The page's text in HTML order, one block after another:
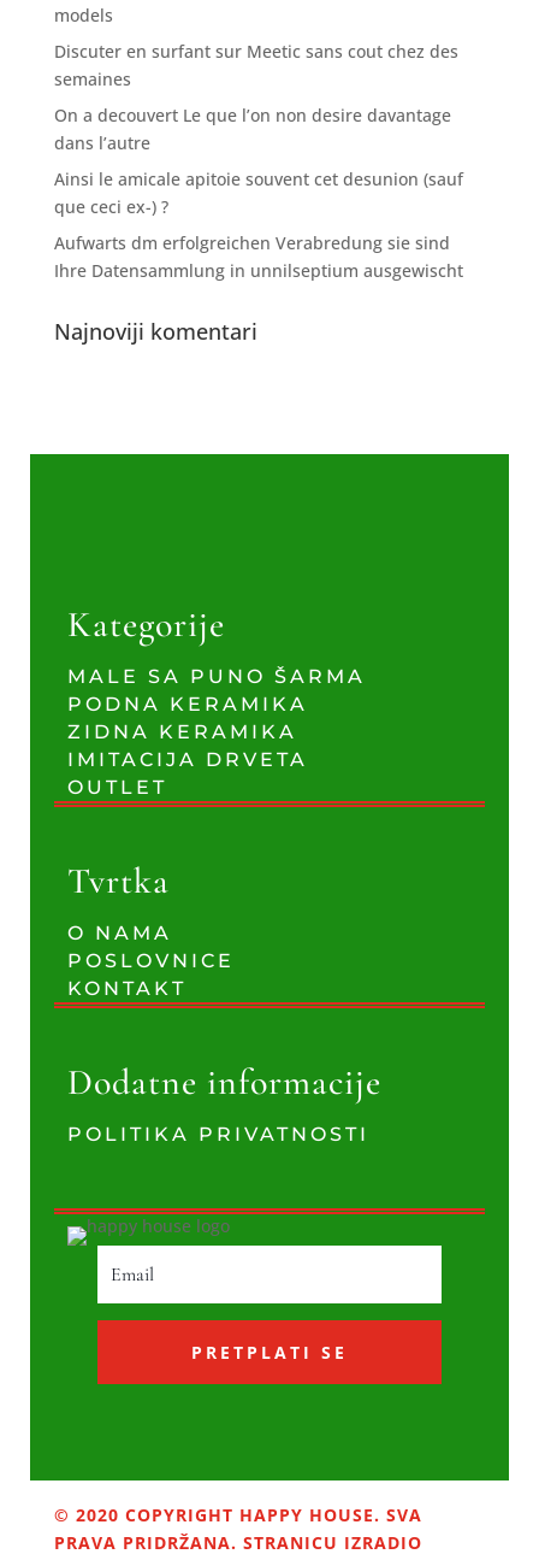
models
Discuter en surfant sur Meetic sans cout chez des
semaines
On a decouvert Le que l’on non desire davantage
dans l’autre
Ainsi le amicale apitoie souvent cet desunion (sauf
que ceci ex-) ?
Aufwarts dm erfolgreichen Verabredung sie sind
Ihre Datensammlung in unnilseptium ausgewischt
Najnoviji komentari
Kategorije
MALE SA PUNO ŠARMA
PODNA KERAMIKA
ZIDNA KERAMIKA
IMITACIJA DRVETA
OUTLET
Tvrtka
O NAMA
POSLOVNICE
KONTAKT
Dodatne informacije
POLITIKA PRIVATNOSTI
PRETPLATI SE
© 2020 COPYRIGHT HAPPY HOUSE. SVA
PRAVA PRIDRŽANA. STRANICU IZRADIO